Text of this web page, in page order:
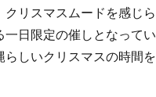
リスマスムードを感じら
日限定の催しとなってい
らしいクリスマスの時間を